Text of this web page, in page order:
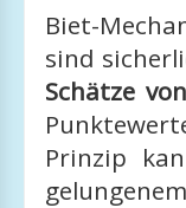
Biet-
sind
Schätze
Prinzip